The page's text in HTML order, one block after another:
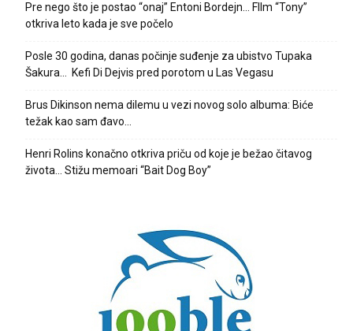
Pre nego što je postao “onaj” Entoni Bordejn… FIlm “Tony”
otkriva leto kada je sve počelo
Posle 30 godina, danas počinje suđenje za ubistvo Tupaka
Šakura… Kefi Di Dejvis pred porotom u Las Vegasu
Brus Dikinson nema dilemu u vezi novog solo albuma: Biće
težak kao sam đavo…
Henri Rolins konačno otkriva priču od koje je bežao čitavog
života… Stižu memoari “Bait Dog Boy”